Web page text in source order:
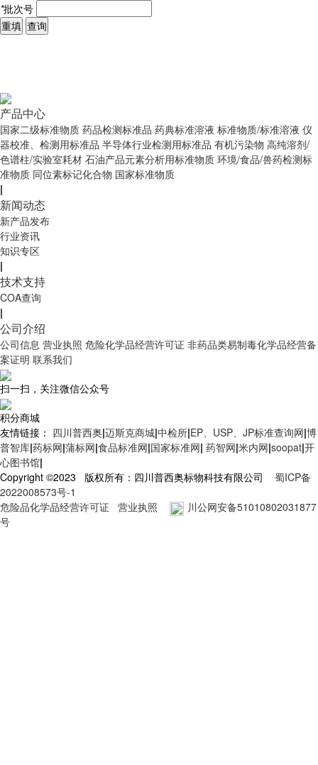
*批次号
重填 查询
产品中心
国家二级标准物质 药品检测标准品 药典标准溶液 标准物质/标准溶液 仪
器校准、检测用标准品 半导体行业检测用标准品 有机污染物 高纯溶剂/
色谱柱/实验室耗材 石油产品元素分析用标准物质 环境/食品/兽药检测标
准物质 同位素标记化合物 国家标准物质
|
新闻动态
新产品发布
行业资讯
知识专区
|
技术支持
COA查询
|
公司介绍
公司信息 营业执照 危险化学品经营许可证 非药品类易制毒化学品经营备
案证明 联系我们
扫一扫，关注微信公众号
积分商城
友情链接： 四川普西奥|迈斯克商城|中检所|EP、USP、JP标准查询网|博
普智库|药标网|蒲标网|食品标准网|国家标准网| 药智网|米内网|soopat|开
心图书馆|
Copyright ©2023 版权所有：四川普西奥标物科技有限公司 蜀ICP备
2022008573号-1
危险品化学品经营许可证
营业执照
川公网安备51010802031877
号